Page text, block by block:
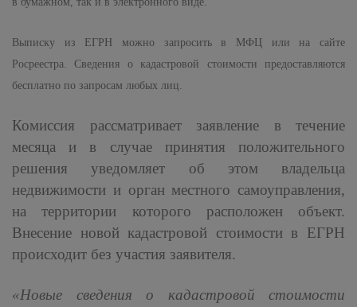
Выписку из ЕГРН можно запросить в МФЦ или на сайте
Росреестра. Сведения о кадастровой стоимости предоставляются
бесплатно по запросам любых лиц.
Комиссия рассматривает заявление в течение
месяца и в случае принятия положительного
решения уведомляет об этом владельца
недвижимости и орган местного самоуправления,
на территории которого расположен объект.
Внесение новой кадастровой стоимости в ЕГРН
происходит без участия заявителя.
«Новые сведения о кадастровой стоимости